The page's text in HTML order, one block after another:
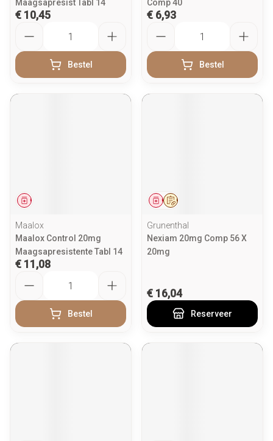
Maagsapresist Tabl 14
€ 10,45
Bestel
Comp 40
€ 6,93
Bestel
Geneesmiddel
Maalox
Maalox Control 20mg
Maagsapresistente Tabl 14
€ 11,08
Bestel
Op voorschrift
Geneesmiddel
Grunenthal
Nexiam 20mg Comp 56 X
20mg
€ 16,04
Reserveer